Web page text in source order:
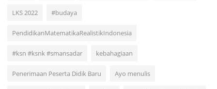
LKS 2022 #budaya
PendidikanMatematikaRealistikIndonesia
#ksn #ksnk #smansadar kebahagiaan
Penerimaan Peserta Didik Baru Ayo menulis